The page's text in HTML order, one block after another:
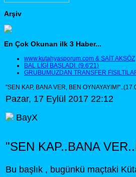
Arşiv
En Çok Okunan ilk 3 Haber...
www.kutahyasporum.com & SAİT AKSÖZ
BAL LİGİ BAŞLADI. (9.6'21)
GRUBUMUZDAN TRANSFER
"SEN KAP, BANA VER, BEN
Pazar, 17 Eylül 2017 22:12
BayX
"SEN KAP..BANA
Bu başlık , bugünkü maçtaki